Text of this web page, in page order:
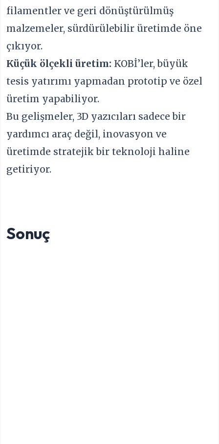
filamentler ve geri dönüştürülmüş
malzemeler, sürdürülebilir üretimde öne
çıkıyor.
Küçük ölçekli üretim: KOBİ’ler, büyük
tesis yatırımı yapmadan prototip ve özel
üretim yapabiliyor.
Bu gelişmeler, 3D yazıcıları sadece bir
yardımcı araç değil, inovasyon ve
üretimde stratejik bir teknoloji haline
getiriyor.
Sonuç